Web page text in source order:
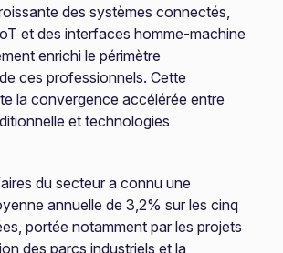
des systèmes connectés,
et des interfaces homme-machine
enrichi le périmètre
ces professionnels. Cette
la convergence accélérée entre
et technologies
du secteur a connu une
annuelle de 3,2% sur les cinq
portée notamment par les projets
des parcs industriels et la